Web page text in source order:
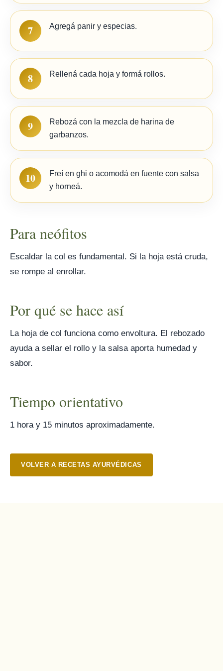
7 Agregá panir y especias.
8 Rellená cada hoja y formá rollos.
9
Rebozá con la mezcla de harina de
garbanzos.
10
Freí en ghi o acomodá en fuente con salsa
y horneá.
Para neófitos
Escaldar la col es fundamental. Si la hoja está cruda,
se rompe al enrollar.
Por qué se hace así
La hoja de col funciona como envoltura. El rebozado
ayuda a sellar el rollo y la salsa aporta humedad y
sabor.
Tiempo orientativo
1 hora y 15 minutos aproximadamente.
VOLVER A RECETAS AYURVÉDICAS